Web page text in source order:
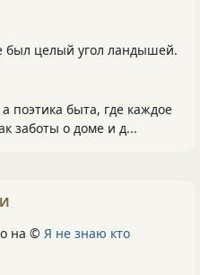
был целый угол ландышей.
поэтика быта, где каждое
заботы о доме и д...
на © Я не знаю кто